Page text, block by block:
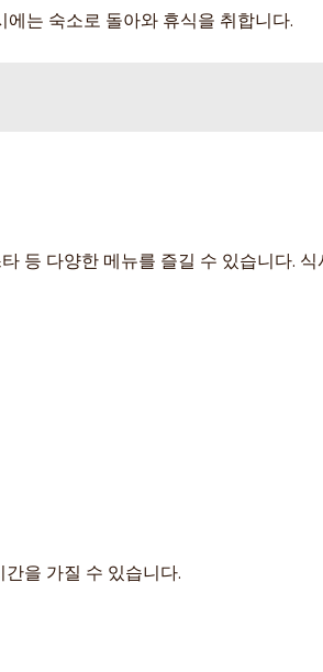
는 숙소로 돌아와 휴식을 취합니다.
등 다양한 메뉴를 즐길 수 있습니다.
을 가질 수 있습니다.